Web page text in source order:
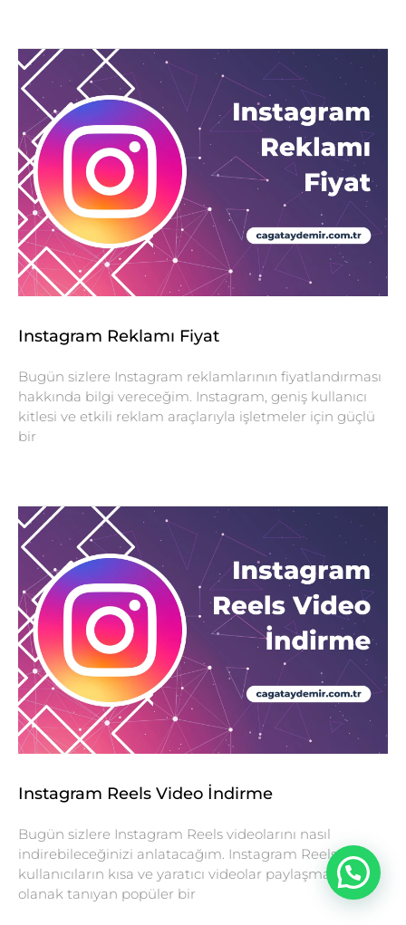
Instagram Reklamı Fiyat
Bugün sizlere Instagram reklamlarının fiyatlandırması
hakkında bilgi vereceğim. Instagram, geniş kullanıcı
kitlesi ve etkili reklam araçlarıyla işletmeler için güçlü
bir
Instagram Reels Video İndirme
Bugün sizlere Instagram Reels videolarını nasıl
indirebileceğinizi anlatacağım. Instagram Reels,
kullanıcıların kısa ve yaratıcı videolar paylaşmasına
olanak tanıyan popüler bir